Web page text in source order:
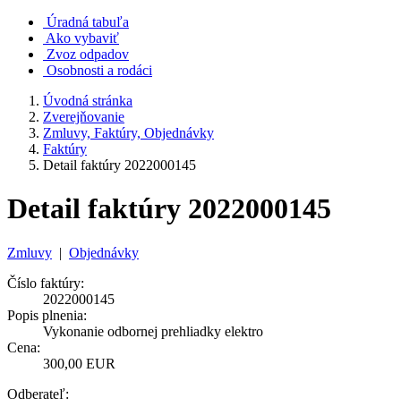
Úradná tabuľa
Ako vybaviť
Zvoz odpadov
Osobnosti a rodáci
Úvodná stránka
Zverejňovanie
Zmluvy, Faktúry, Objednávky
Faktúry
Detail faktúry 2022000145
Detail faktúry 2022000145
Zmluvy | Objednávky
Číslo faktúry:
2022000145
Popis plnenia:
Vykonanie odbornej prehliadky elektro
Cena:
300,00 EUR
Odberateľ: